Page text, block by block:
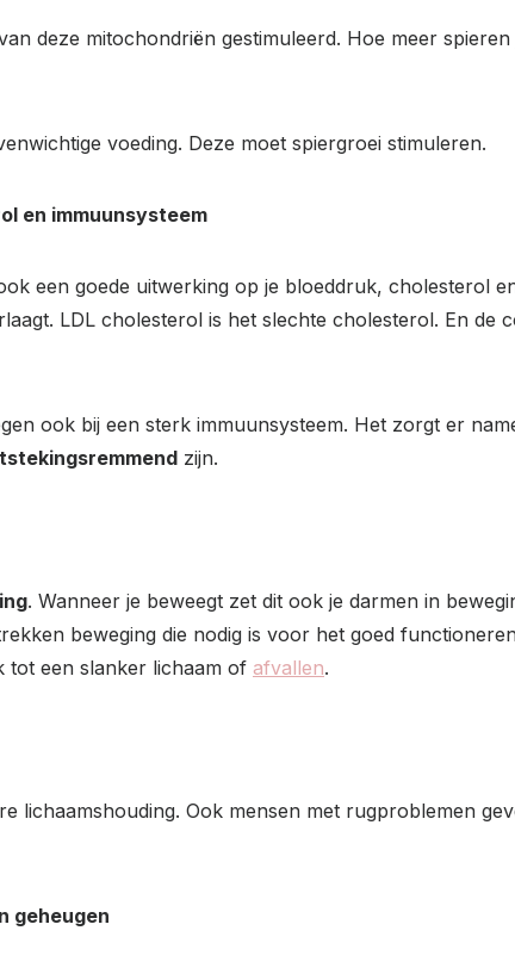
deze mitochondriën gestimuleerd. Hoe meer
voeding. Deze moet spiergroei stimuleren.
en immuunsysteem
een goede uitwerking op je bloeddruk, cholesterol
LDL cholesterol is het slechte cholesterol. En de
ook bij een sterk immuunsysteem. Het zorgt er
zijn.
. Wanneer je beweegt zet dit ook je darmen in
beweging die nodig is voor het goed
tot een slanker lichaam of afvallen.
lichaamshouding. Ook mensen met rugproblemen
geheugen